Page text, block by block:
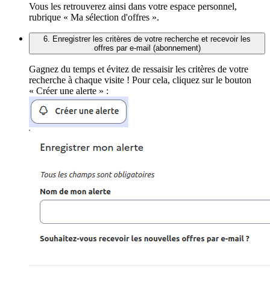
Vous les retrouverez ainsi dans votre espace personnel,
rubrique « Ma sélection d'offres ».
6. Enregistrer les critères de votre recherche et recevoir les
offres par e-mail (abonnement)
Gagnez du temps et évitez de ressaisir les critères de votre
recherche à chaque visite ! Pour cela, cliquez sur le bouton
« Créer une alerte » :